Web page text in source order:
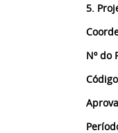
5.
Nº do